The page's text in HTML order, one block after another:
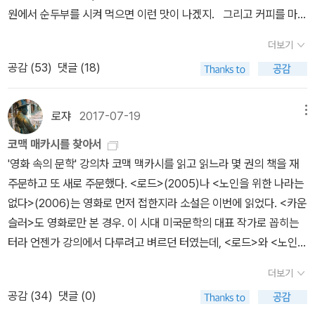
른 사람들. 그리고 멕시코에서 어떤 경로로 마약이 제조되고 유통되
는지 업자들의 비공식적인 협조를 얻어 인터뷰가 이어지고 비밀스러
하고 있다는 한 청년은 말한다. '내가 아니어도 누군가 이 일을 계속
할 거니까. 이용자가 있는 한 이 사업은 망할 리 없으니까. 위험한 만
큼 거액을 벌 수 있으니까 .'라고. '카운슬러'에서도 맥시코 이곳저곳을
이동하는 정화조 차량이 계속 등장한다. 그 안에는 결코 분뇨만 있는
것이 아니다. 작품에서 드러난 공포와 위험의 내막에는 이런 마약 카
르텔이 있다. 하지만 소설과 영화속에서 조직 말단의 무덤덤한 일처
리와 구체적으로 드러나지 않고 대사로 전해지는 핵심인물들이 더 현
실적으로 느껴져 공포를 자아낸다. 소설을 읽고 바로 보게 된 영화도
그런 면에서 원작을 잘 살렸다. 모호한 것은 언제든 당사자에게 위험
거나. 우아하게 사냥감을 잡아먹는 모습은무척이나 감동적이에
요. 언제나 그랬죠.섹시한가요?물론이죠. 그런 일은 늘 섹시하죠. 하
서 날개를 거칠게 퍼덕이며 머리 위의 구멍을 통해 올라가는 것을 보
러 제멋대로 뻗어 있었고 그는 그것을 살피며 저것들은, 또 자신은 무
엇으로 만들어졌을까 생각했다.- P173그에 관해 떠도는 소문들이 이
사람 입에서 저사람 입으로 한 번씩 페이지를 장식한다. 누군가의 입
에 끔찍한 이야기로 오르내리는 인간. 그가 바로 밸러드다. 이 대목에
서는 언뜻 조셉 콘래드가 떠오른다. 어두운 밤, 목소리를 낯춰 전달하
게 되는 정상과 빛과는 거리가 있는 내용의 속삭임. 아무도 주목하지
않는 야생화를 그리는 화가처럼. 그런 시인처럼. 덤덤하고 무심하게
코맥 매카시는 밸러드를 표현하고 있다. 때때로 윌리엄 블레이크의
시를 떠올리게 되는 시적인 묘사로 차가운 잿빛에 마력을 더한다. 드
물게 헛웃음을 유발하는 순간들은 덤이다. 나는 이 작품을 읽으면서
가끔씩 '오 맙소사'를 연발했다. 얼어붙은 밤 하늘에 대고 욕지기를 퍼
붓는 이 남자는 영화 '할로윈'의 마이클 마이어스와도 닮았다. 매카시
싶은 그런 범죄를 범인의 곁에서 경험해 볼 수 있도록 한 권의 책으로
음 / 샘터사 / 2020 딱히 할 말이 없다. 180. 죽기 전에 알아야
할 5가지 물리법칙야마구치 에이이치 지음 / 정윤아 옮김 / 김찬현 감
수 / 반니 / 2015 ‘죽기 전에 알아야 한다’라는 말은 무슨 뜻일까. 죽
해 바다는 한반도 동쪽에 있다는 이야기잖아. 아니면, 죽고 나면 유용
하게 쓰일 테니까 미리미리 좀 알아놓으라는 말일까? 제목에 쫄 필요
는 없다. 오늘 당장 안 읽고, 죽기 전까지만 이 책을 읽으면 될 것 같
다. 혹은, 죽고 나서 읽어도 괜찮을 것 같다. 181. 천년의 바람박재
삼 지음 / 민음사 / 1995 이제는 미칠 일 하나로 바다에 다 와 가는,
소리 죽은 가을 강을 처음 보것네. 시를 외워야겠다는 생각이 든 건 처
음이었다. 딱 하나만 외우고 말 거라면 이 시면 좋겠다는 생각도. 이
제는 이 시가 말하는 마음이 뭔지 좀 알 것도 같다. 33년생이신 박재
부 지음 / (주)책(잡지) / 2020 이 잡지가 소개하는 책을 매달 한 권
원에서 순두부를 시켜 먹으면 이런 맛이 나겠지. 그리고 커피를 마셨
상한 것을 아직 몸살이 다 떨어지지 않았다는 증거로 볼 수도 있었는
데, 오만방자했지. 다녀왔더니 어쩐지 또 머리가 무겁……. 으아아아
빌어먹을 영원회귀. 2 피차간에 없는 게 나은 사이긴 했어도, 그
래도 명색이 새아버지라는 인간이 죽으면서 땡전 한 푼 안 물려줄 줄
은 또 몰랐던지라 어린 아이작 뉴턴은 적잖이 당황하는 중이었다. 책
은 나한테 다 물려준 걸 보면 그래도 또 생양아치는 아닌 것 같고. 어
쨌든 책은 좋아. 일단 읽고 볼까 헤헤헤……. 그러나 남편을 잃은 뉴
턴의 어머니는 아들을 양치기로 키우고 싶었던 모양이다. 처음에는
그랬는데, 아 글쎄 이 녀석이 책 읽는 데 한눈을 파느라 양을 분실하는
사태가 지속적으로 발생하자 언젠가부터는 아예 포기한 듯. 니 맘대
평상에 모여앉아 콩나물 대가리를 다듬으며 이런 대화를 나누었던 것
더보기
공감 (53) 댓글 (18)
로쟈 2017-07-19
코맥 매카시를 찾아서
'영화 속의 문학' 강의차 코맥 맥카시를 읽고 읽느라 몇 권의 책을 재
주문하고 또 새로 주문했다. <로드>(2005)나 <노인을 위한 나라는
없다>(2006)는 영화로 먼저 접한지라 소설은 이번에 읽었다. <카운
슬러>도 영화로만 본 경우. 이 시대 미국문학의 대표 작가로 꼽히는
터라 언젠가 강의에서 다루려고 벼르던 터였는데, <로드>와 <노인을
처상도 수상했지만 1933년생이 작가가 70이 넘은 나이에 발표한 작
품이기에 '노익장'에 해당한다고 보아도 무리는 아니다. 다만 전성기
더보기
공감 (34) 댓글 (0)